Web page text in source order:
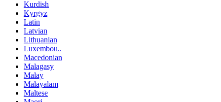
Kurdish
Kyrgyz
Latin
Latvian
Lithuanian
Luxembou..
Macedonian
Malagasy
Malay
Malayalam
Maltese